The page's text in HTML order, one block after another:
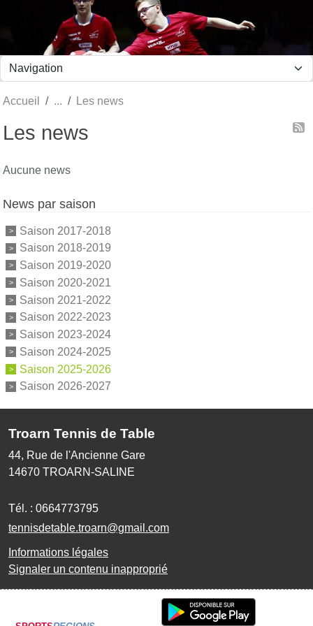
Accueil Les news
Les news
Aucune news
News par saison
Saison 2017-2018
Saison 2018-2019
Saison 2019-2020
Saison 2020-2021
Saison 2021-2022
Saison 2022-2023
Saison 2023-2024
Saison 2024-2025
Saison 2025-2026
Saison 2026-2027
Troarn Tennis de Table
44, Rue de l'Ancienne Gare
14670 TROARN-SALINE
Tél. : 0664773795
tennisdetable.troarn@gmail.com
Informations légales
Signaler un contenu inapproprié
Panneau de gestion des cookies